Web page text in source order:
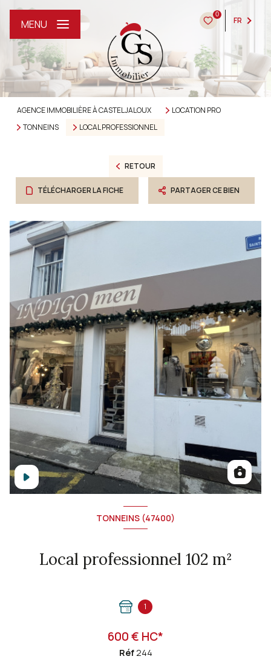
0
FR
MENU
AGENCE IMMOBILIÈRE À CASTELJALOUX
LOCATION PRO
TONNEINS
LOCAL PROFESSIONNEL
RETOUR
TÉLÉCHARGER LA FICHE PARTAGER CE BIEN
TONNEINS (47400)
Local professionnel 102 m²
1
600 € HC*
Réf244